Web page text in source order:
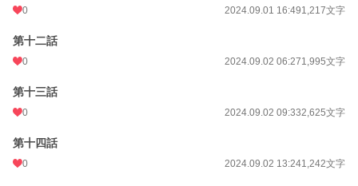
0 2024.09.01 16:491,217文字
第十二話
0 2024.09.02 06:271,995文字
第十三話
0 2024.09.02 09:332,625文字
第十四話
0 2024.09.02 13:241,242文字